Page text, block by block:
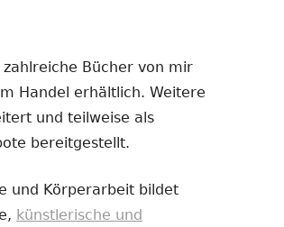
Bücher von mir
Handel erhältlich. Weitere
und teilweise als
bereitgestellt.
und Körperarbeit bildet
künstlerische und